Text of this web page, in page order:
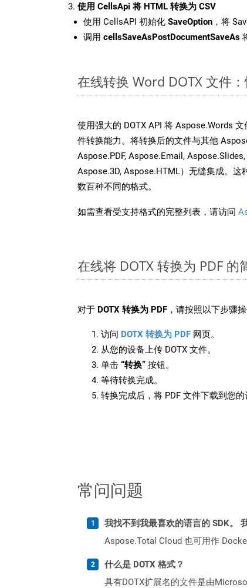
使用 CellsApi 将 HTML 转换为 CSV
使用 CellsAPI 初始化 SaveOption ，将
调用 cellsSaveAsPostDocumentSaveAs
在线转换 Word DOTX 文件
使用强大的 DOTX API 将 Aspose.Words
件转换能力。将转换后的文件与其他
Aspose.PDF, Aspose.Email,
Aspose.3D, Aspose.HTML）无缝集成。这
数百种不同的格式。
如需查看受支持格式的完整列表，请访问
在线将 DOTX 转换为 PDF 的
对于 DOTX 转换为 PDF ，请按照以下步骤操
访问 DOTX 转换为 PDF 网页。
从您的设备上传 DOTX 文件。
单击 “转换” 按钮。
等待转换完成。
转换完成后，将 PDF 文件下载到您的
常问问题
我找不到我最喜欢的语言的 SDK。
Aspose.Total Cloud 也可用作
什么是 DOTX 格式？
具有DOTX扩展名的文件是由